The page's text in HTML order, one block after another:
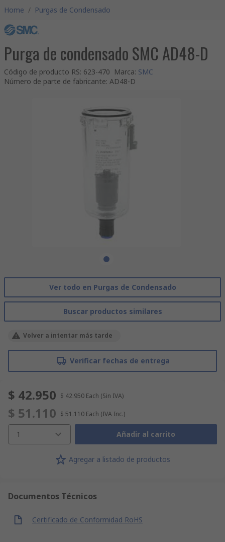
Home / Purgas de Condensado
Purga de condensado SMC AD48-D
Código de producto RS: 623-470 Marca: SMC
Número de parte de fabricante: AD48-D
Ver todo en Purgas de Condensado
Buscar productos similares
Volver a intentar más tarde
Verificar fechas de entrega
$ 42.950 $ 42.950 Each (Sin IVA)
$ 51.110 $ 51.110 Each (IVA Inc.)
1 Añadir al carrito
Agregar a listado de productos
Documentos Técnicos
Certificado de Conformidad RoHS